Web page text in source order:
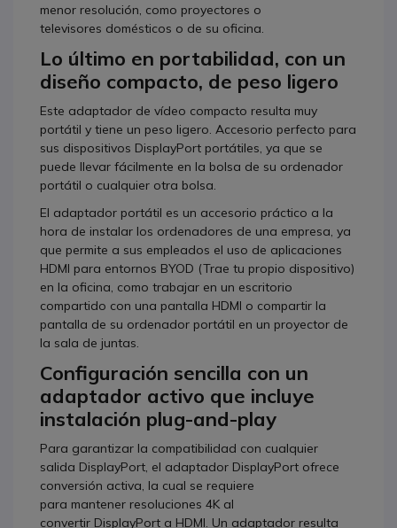
menor resolución, como proyectores o
televisores domésticos o de su oficina.
Lo último en portabilidad, con un
diseño compacto, de peso ligero
Este adaptador de vídeo compacto resulta muy
portátil y tiene un peso ligero. Accesorio perfecto para
sus dispositivos DisplayPort portátiles, ya que se
puede llevar fácilmente en la bolsa de su ordenador
portátil o cualquier otra bolsa.
El adaptador portátil es un accesorio práctico a la
hora de instalar los ordenadores de una empresa, ya
que permite a sus empleados el uso de aplicaciones
HDMI para entornos BYOD (Trae tu propio dispositivo)
en la oficina, como trabajar en un escritorio
compartido con una pantalla HDMI o compartir la
pantalla de su ordenador portátil en un proyector de
la sala de juntas.
Configuración sencilla con un
adaptador activo que incluye
instalación plug-and-play
Para garantizar la compatibilidad con cualquier
salida DisplayPort, el adaptador DisplayPort ofrece
conversión activa, la cual se requiere
para mantener resoluciones 4K al
convertir DisplayPort a HDMI. Un adaptador resulta